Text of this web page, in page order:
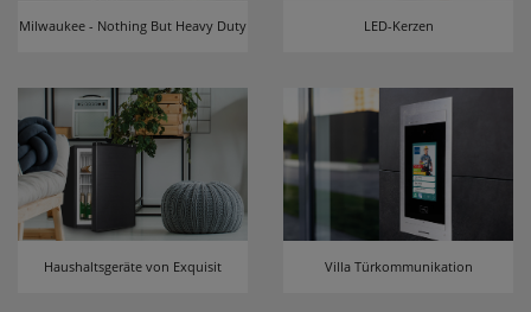
Milwaukee - Nothing But Heavy Duty LED-Kerzen
Haushaltsgeräte von Exquisit Villa Türkommunikation